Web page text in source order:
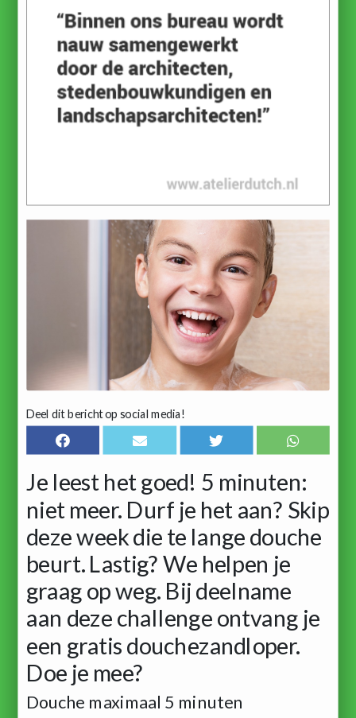
Deel dit bericht op social media!
Je leest het goed! 5 minuten:
niet meer. Durf je het aan? Skip
deze week die te lange douche
beurt. Lastig? We helpen je
graag op weg. Bij deelname
aan deze challenge ontvang je
een gratis douchezandloper.
Doe je mee?
Douche maximaal 5 minuten